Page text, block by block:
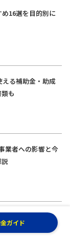
め16選を目的別に
える補助金・助成
も
業者への影響と今
っと表示する
ガイド